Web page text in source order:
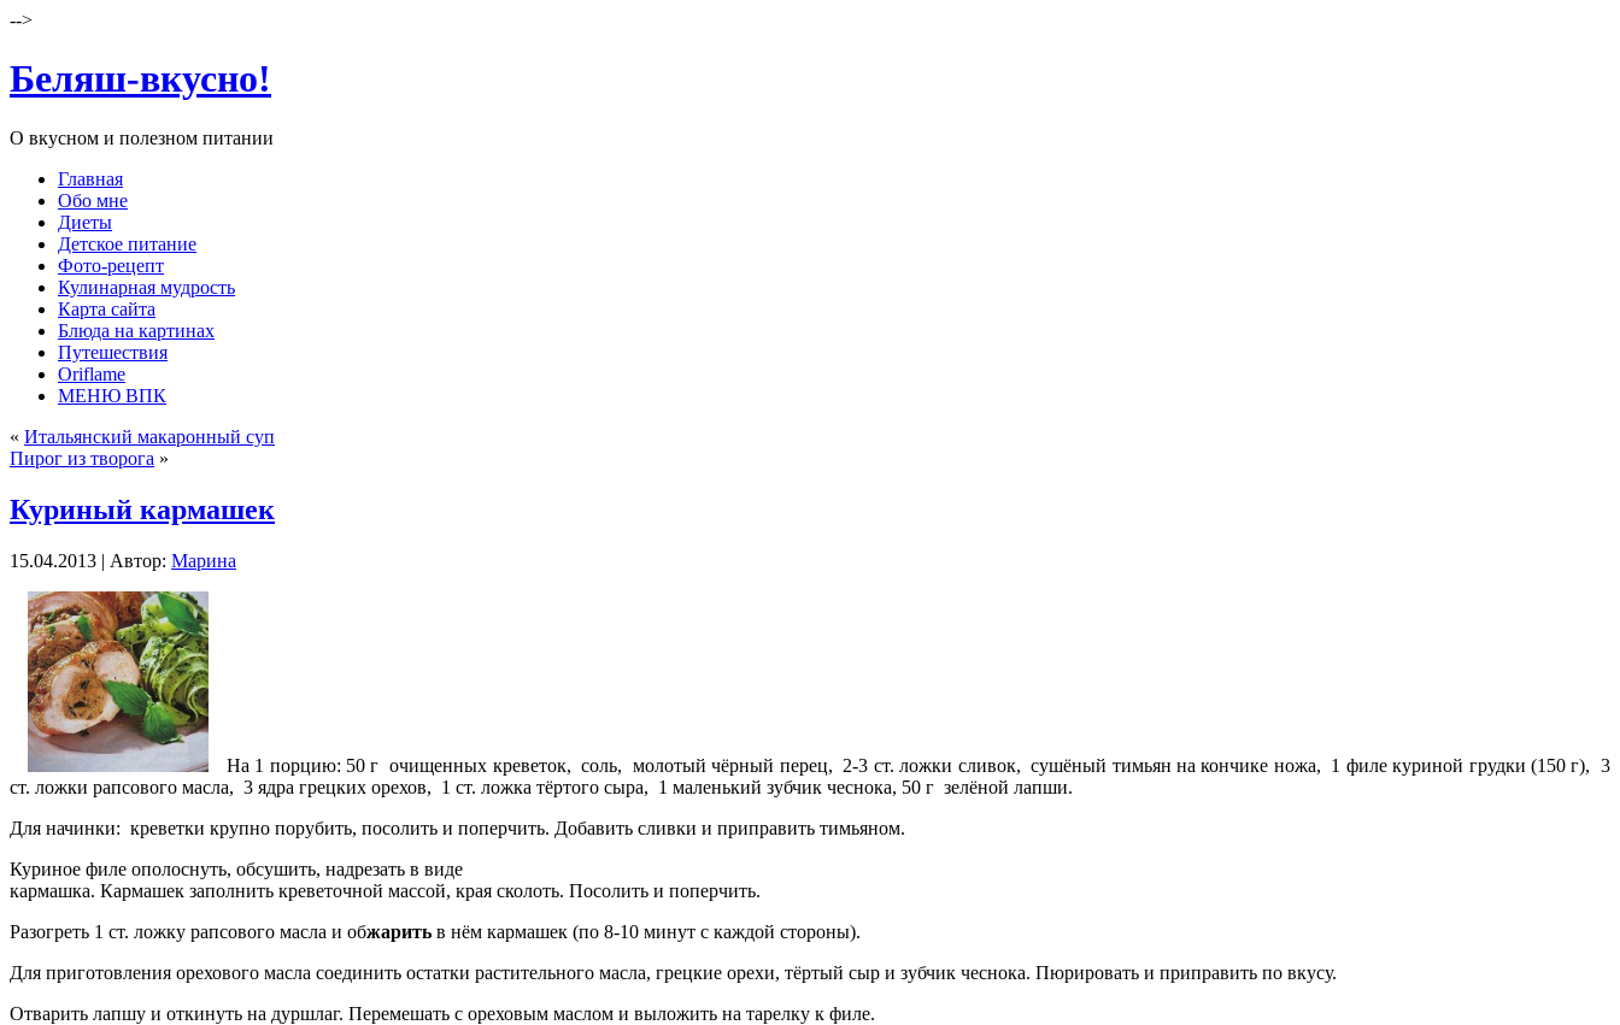
-->
Беляш-вкусно!
О вкусном и полезном питании
Главная
Обо мне
Диеты
Детское питание
Фото-рецепт
Кулинарная мудрость
Карта сайта
Блюда на картинах
Путешествия
Oriflame
МЕНЮ ВПК
« Итальянский макаронный суп
Пирог из творога »
Куриный кармашек
15.04.2013 | Автор: Марина
На 1 порцию: 50 г очищенных креветок, соль, молотый чёрный перец, 2-3 ст. ложки сливок, сушёный тимьян на кончике ножа, 1 филе куриной грудки (150 г), 3
ст. ложки рапсового масла, 3 ядра грецких орехов, 1 ст. ложка тёртого сыра, 1 маленький зубчик чеснока, 50 г зелёной лапши.
Для начинки: креветки крупно порубить, посолить и поперчить. Добавить сливки и приправить тимьяном.
Куриное филе ополоснуть, обсушить, надрезать в виде
кармашка. Кармашек заполнить креветочной массой, края сколоть. Посолить и поперчить.
Разогреть 1 ст. ложку рапсового масла и обжарить в нём кармашек (по 8-10 минут с каждой стороны).
Для приготовления орехового масла соединить остатки растительного масла, грецкие орехи, тёртый сыр и зубчик чеснока. Пюрировать и приправить по вкусу.
Отварить лапшу и откинуть на дуршлаг. Перемешать с ореховым маслом и выложить на тарелку к филе.